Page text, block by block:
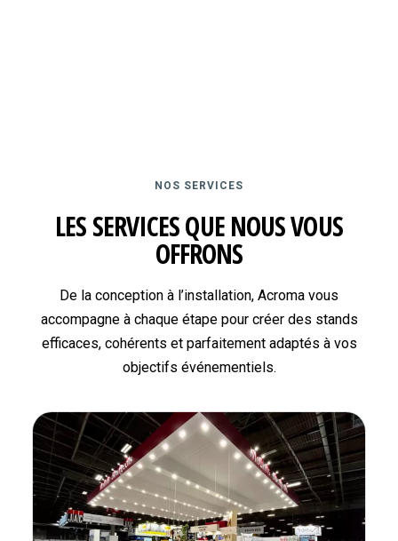
NOS SERVICES
LES SERVICES QUE NOUS VOUS
OFFRONS
De la conception à l’installation, Acroma vous
accompagne à chaque étape pour créer des stands
efficaces, cohérents et parfaitement adaptés à vos
objectifs événementiels.